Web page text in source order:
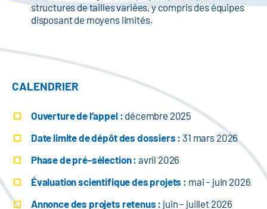
structures de tailles variées, y compris des équipes
disposant de moyens limités.
CALENDRIER
Ouverture de l’appel : décembre 2025
Date limite de dépôt des dossiers : 31 mars 2026
Phase de pré-sélection : avril 2026
Évaluation scientifique des projets : mai – juin 2026
Annonce des projets retenus : juin – juillet 2026